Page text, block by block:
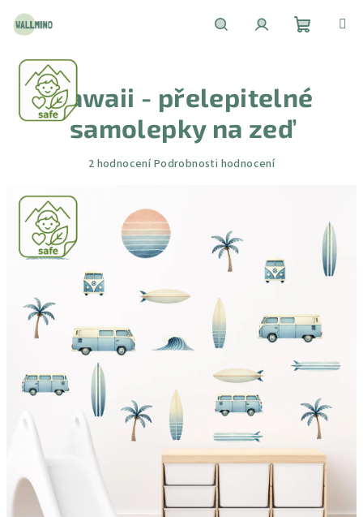
obsah
košík
Hawaii - přelepitelné
samolepky na zeď
Průměrné
hvězdiček.
2 hodnoceníPodrobnosti hodnocení